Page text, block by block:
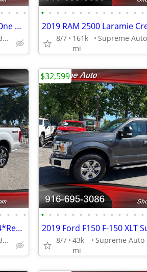
• • • •
2019 RAM 2500 Limited Crew Cab*4X4*One Owner*Tow Package*Loaded*
Supreme Auto Call 916-695-3086 fair oaks
• • • • • • • • • • • • • •
8/7
161k
mi
• • •
2019 Ford Ranger Lariat SuperCrew*4X4*Rear Camera*Tow Package*Loaded*
Supreme Auto Call 916-695-3086 fair oaks
• • • • • • • • • • • • • •
8/7 43k
mi
$32,599